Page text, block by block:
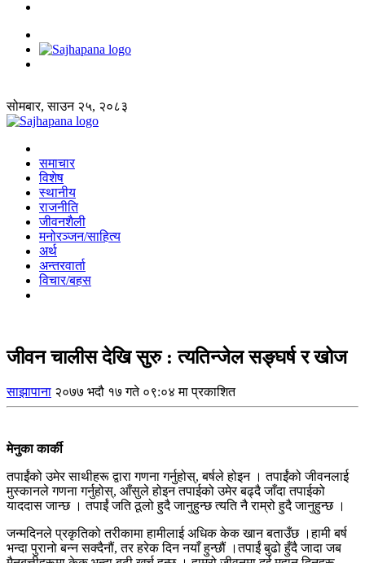
सोमबार, साउन २५, २०८३
समाचार
विशेष
स्थानीय
राजनीति
जीवनशैली
मनोरञ्जन/साहित्य
अर्थ
अन्तरवार्ता
विचार/बहस
जीवन चालीस देखि सुरु : त्यतिन्जेल सङ्घर्ष र खोज
साझापाना २०७७ भदौ १७ गते ०९:०४ मा प्रकाशित
मेनुका कार्की
तपाईंको उमेर साथीहरू द्वारा गणना गर्नुहोस्, बर्षले होइन । तपाईंको जीवनलाई
मुस्कानले गणना गर्नुहोस्, आँसुले होइन तपाईको उमेर बढ्दै जाँदा तपाईको
याददास जान्छ । तपाईं जति ठूलो हुदै जानुहुन्छ त्यति नै राम्रो हुदै जानुहुन्छ ।
जन्मदिनले प्रकृतिको तरीकामा हामीलाई अधिक केक खान बताउँछ ।हामी बर्ष
भन्दा पुरानो बन्न सक्दैनौं, तर हरेक दिन नयाँ हुन्छौं ।तपाईं बुढो हुँदै जादा जब